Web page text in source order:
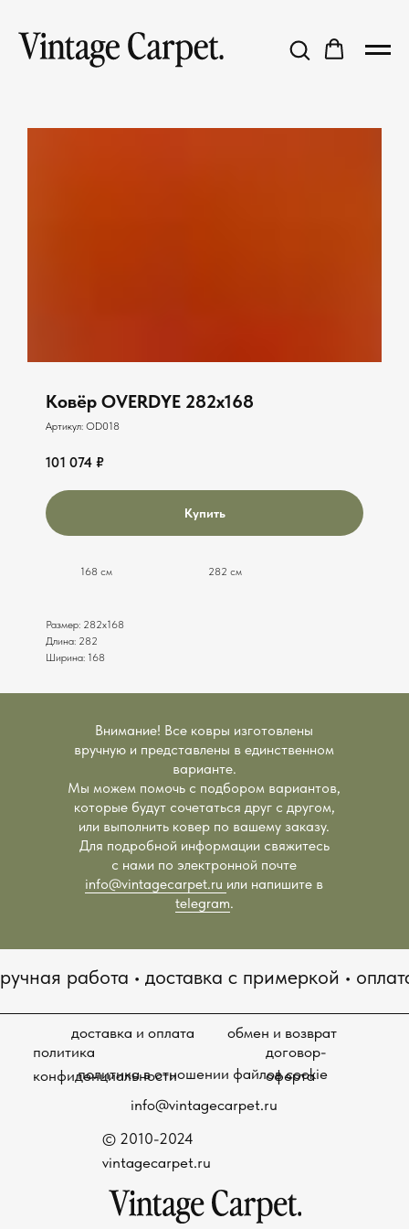
Ковёр OVERDYE 282x168
Артикул: OD018
101 074 ₽
Купить
168 см 282 см
Размер: 282x168
Длина: 282
Ширина: 168
Внимание! Все ковры изготовлены
вручную и представлены в единственном
варианте.
Мы можем помочь с подбором вариантов,
которые будут сочетаться друг с другом,
или выполнить ковер по вашему заказу.
Для подробной информации свяжитесь
с нами по электронной почте
info@vintagecarpet.ru или напишите в
telegram.
ручная работа • доставка с примеркой • оплата в рассрочку •
© 2010-2024
vintagecarpet.ru
доставка и оплата
обмен и возврат
политика в отношении файлов cookie
info@vintagecarpet.ru
договор-
оферта